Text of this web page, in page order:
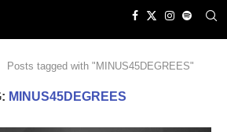
Posts tagged with "MINUS45DEGREES"
MINUS45DEGREES